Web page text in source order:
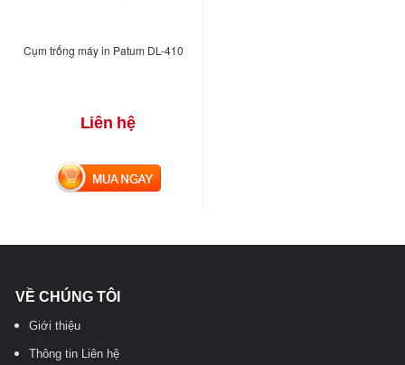
Cụm trống máy in Patum DL-410
Liên hệ
MUA NGAY
VỀ CHÚNG TÔI
Giới thiệu
Thông tin Liên hệ